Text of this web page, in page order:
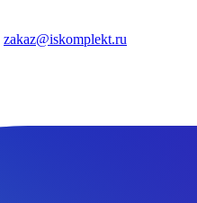
zakaz@iskomplekt.ru